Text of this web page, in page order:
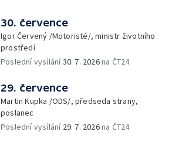
30. července
Igor Červený /Motoristé/, ministr životního
prostředí
Poslední vysílání30. 7. 2026na ČT24
29. července
Martin Kupka /ODS/, předseda strany,
poslanec
Poslední vysílání 29. 7. 2026na ČT24